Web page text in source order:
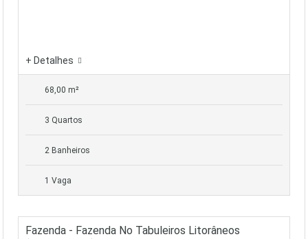
+ Detalhes
68,00 m²
3 Quartos
2 Banheiros
1 Vaga
Fazenda - Fazenda No Tabuleiros Litorâneos